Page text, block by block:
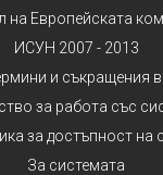
на Европейската
ИСУН 2007 - 2013
и съкращения
за работа със
за достъпност на
За системата